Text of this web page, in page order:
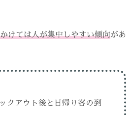
けては人が集中しやすい傾向があ
クアウト後と日帰り客の到